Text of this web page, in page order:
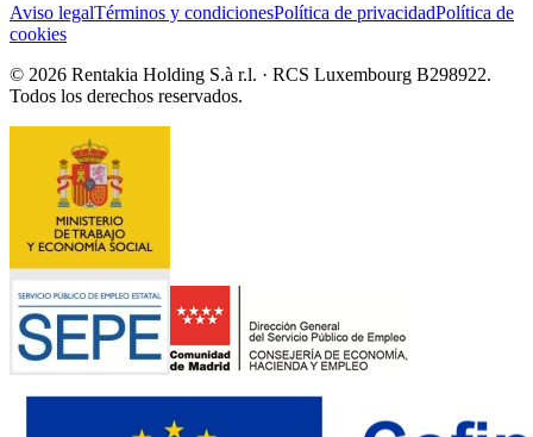
Aviso legalTérminos y condicionesPolítica de privacidadPolítica de
cookies
© 2026 Rentakia Holding S.à r.l. · RCS Luxembourg B298922.
Todos los derechos reservados.